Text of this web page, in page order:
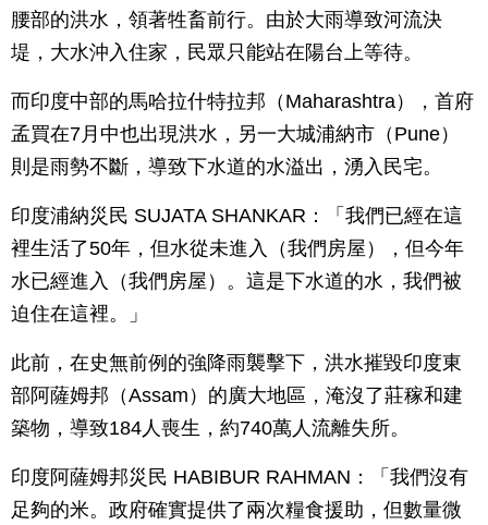
腰部的洪水，領著牲畜前行。由於大雨導致河流決
堤，大水沖入住家，民眾只能站在陽台上等待。
而印度中部的馬哈拉什特拉邦（Maharashtra），首府
孟買在7月中也出現洪水，另一大城浦納市（Pune）
則是雨勢不斷，導致下水道的水溢出，湧入民宅。
印度浦納災民 SUJATA SHANKAR：「我們已經在這
裡生活了50年，但水從未進入（我們房屋），但今年
水已經進入（我們房屋）。這是下水道的水，我們被
迫住在這裡。」
此前，在史無前例的強降雨襲擊下，洪水摧毀印度東
部阿薩姆邦（Assam）的廣大地區，淹沒了莊稼和建
築物，導致184人喪生，約740萬人流離失所。
印度阿薩姆邦災民 HABIBUR RAHMAN：「我們沒有
足夠的米。政府確實提供了兩次糧食援助，但數量微